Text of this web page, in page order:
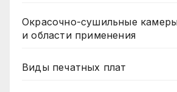
Окрасочно-сушильные
и области применения
Виды печатных плат